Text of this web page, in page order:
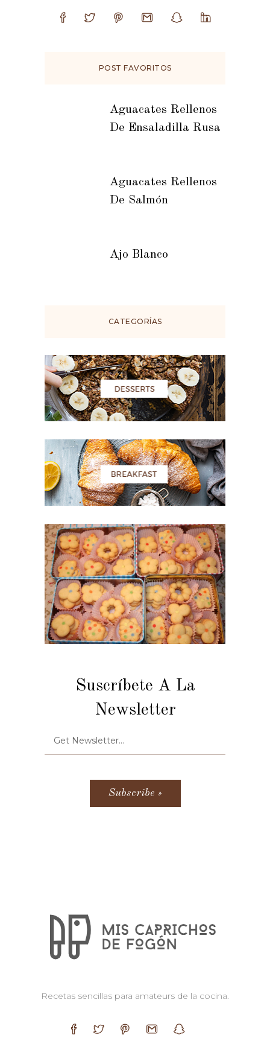
POST FAVORITOS
Aguacates Rellenos
De Ensaladilla Rusa
Aguacates Rellenos
De Salmón
Ajo Blanco
CATEGORÍAS
Suscríbete A La
Newsletter
Recetas sencillas para amateurs de la cocina.